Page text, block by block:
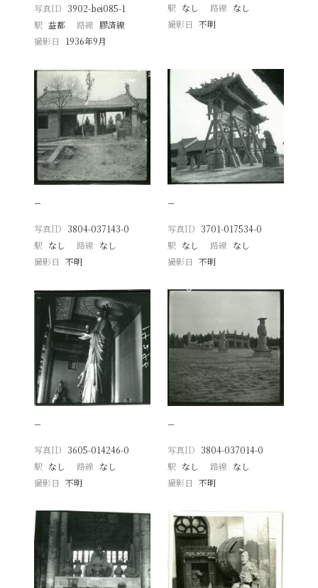
写真ID 3902-bei085-1
駅 益都 路線 膠済線
撮影日
1936年9月
駅 なし 路線 なし
撮影日 不明
−
写真ID 3804-037143-0
駅 なし 路線 なし
撮影日
不明
−
写真ID 3701-017534-0
駅 なし 路線 なし
撮影日 不明
−
写真ID 3605-014246-0
駅 なし 路線 なし
撮影日
不明
−
写真ID 3804-037014-0
駅 なし 路線 なし
撮影日 不明